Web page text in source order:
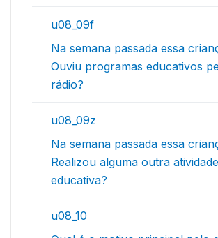
u08_09f
Na semana passada essa
Ouviu programas educativos
rádio?
u08_09z
Na semana passada essa
Realizou alguma outra atividade
educativa?
u08_10